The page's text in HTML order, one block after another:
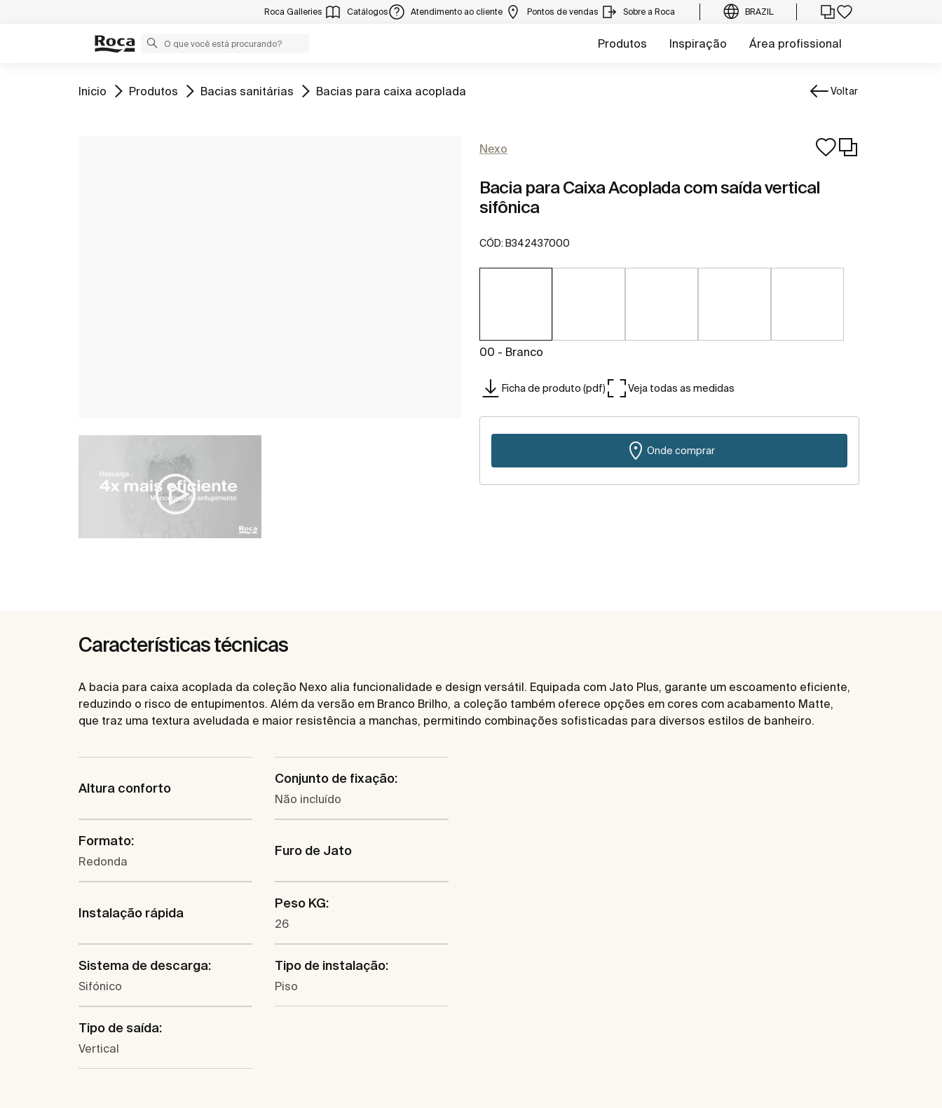
Roca Galleries Catálogos Atendimento ao cliente Pontos de vendas Sobre a Roca BRAZIL
Produtos Inspiração Área profissional
Ir para
Inicio Ir para
Produtos Ir para
Bacias sanitárias Ir para
Bacias para caixa acoplada Voltar
Nexo
Bacia para Caixa Acoplada com saída vertical
sifônica
CÓD: B342437000
00 - Branco
Ficha de produto (pdf) Veja todas as medidas
Onde comprar
Características técnicas
A bacia para caixa acoplada da coleção Nexo alia funcionalidade e design versátil. Equipada com Jato Plus, garante um escoamento eficiente,
reduzindo o risco de entupimentos. Além da versão em Branco Brilho, a coleção também oferece opções em cores com acabamento Matte,
que traz uma textura aveludada e maior resistência a manchas, permitindo combinações sofisticadas para diversos estilos de banheiro.
Altura conforto
Conjunto de fixação:
Não incluído
Formato:
Redonda
Furo de Jato
Instalação rápida
Peso KG:
26
Sistema de descarga:
Sifónico
Tipo de instalação:
Piso
Tipo de saída:
Vertical